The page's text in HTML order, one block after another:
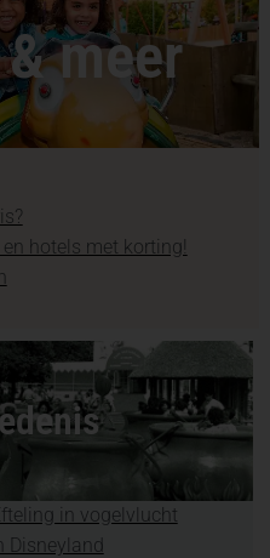
meer
hotels met korting!
in vogelvlucht
Disneyland